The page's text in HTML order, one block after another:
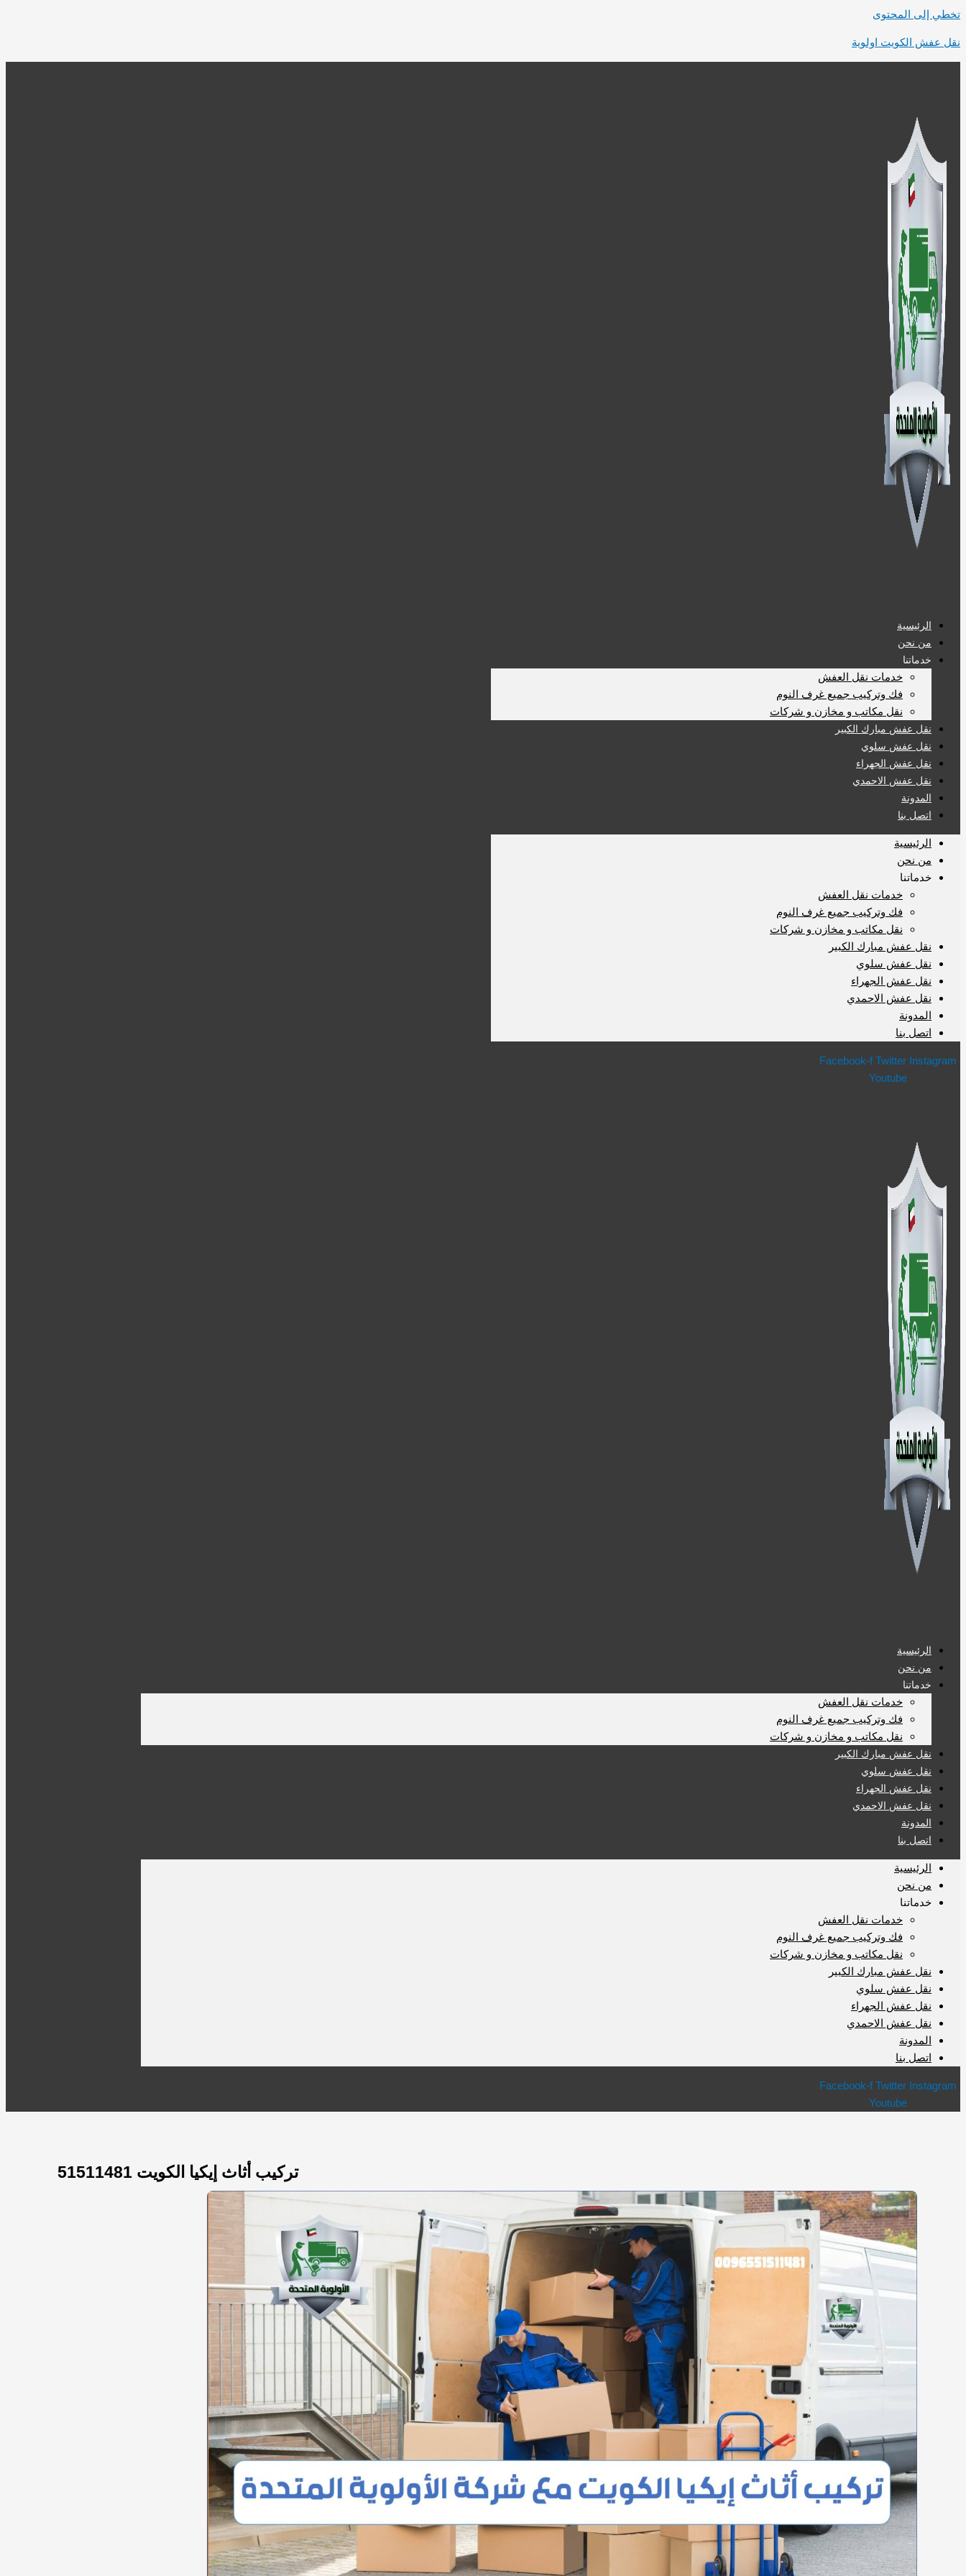
تخطي إلى المحتوى
نقل عفش الكويت اولوية
الرئيسية
من نحن
خدماتنا
خدمات نقل العفش
فك وتركيب جميع غرف النوم
نقل مكاتب و مخازن و شركات
نقل عفش مبارك الكبير
نقل عفش سلوي
نقل عفش الجهراء
نقل عفش الاحمدي
المدونة
اتصل بنا
الرئيسية
من نحن
خدماتنا
خدمات نقل العفش
فك وتركيب جميع غرف النوم
نقل مكاتب و مخازن و شركات
نقل عفش مبارك الكبير
نقل عفش سلوي
نقل عفش الجهراء
نقل عفش الاحمدي
المدونة
اتصل بنا
Facebook-f Twitter Instagram
Youtube
الرئيسية
من نحن
خدماتنا
خدمات نقل العفش
فك وتركيب جميع غرف النوم
نقل مكاتب و مخازن و شركات
نقل عفش مبارك الكبير
نقل عفش سلوي
نقل عفش الجهراء
نقل عفش الاحمدي
المدونة
اتصل بنا
الرئيسية
من نحن
خدماتنا
خدمات نقل العفش
فك وتركيب جميع غرف النوم
نقل مكاتب و مخازن و شركات
نقل عفش مبارك الكبير
نقل عفش سلوي
نقل عفش الجهراء
نقل عفش الاحمدي
المدونة
اتصل بنا
Facebook-f Twitter Instagram
Youtube
تركيب أثاث إيكيا الكويت 51511481